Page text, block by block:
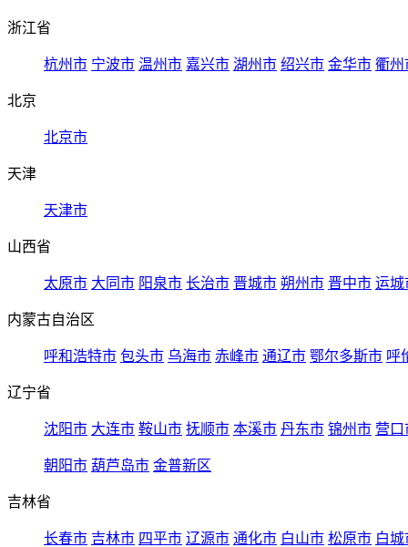
浙江省
杭州市 宁波市 温州市 嘉兴市 湖州市 绍兴市 金华市 衢州
北京
北京市
天津
天津市
山西省
太原市 大同市 阳泉市 长治市 晋城市 朔州市 晋中市 运城
内蒙古自治区
呼和浩特市 包头市 乌海市 赤峰市 通辽市 鄂尔多斯市 呼
辽宁省
沈阳市 大连市 鞍山市 抚顺市 本溪市 丹东市 锦州市 营口
朝阳市 葫芦岛市 金普新区
吉林省
长春市 吉林市 四平市 辽源市 通化市 白山市 松原市 白城